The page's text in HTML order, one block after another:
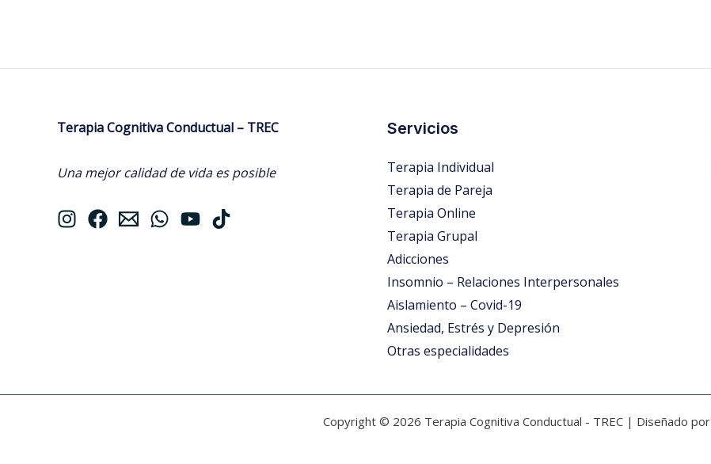
Terapia Cognitiva Conductual – TREC
Una mejor calidad de vida es posible
Servicios
Terapia Individual
Terapia de Pareja
Terapia Online
Terapia Grupal
Adicciones
Insomnio – Relaciones Interpersonales
Aislamiento – Covid-19
Ansiedad, Estrés y Depresión
Otras especialidades
Copyright © 2026 Terapia Cognitiva Conductual - TREC | Diseñado por